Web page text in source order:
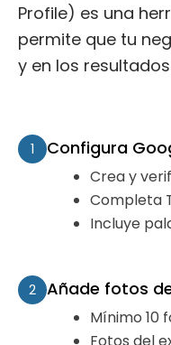
Profile) es una
permite que tu
y en los
1 Configura
Crea y
Completa
Incluye
2 Añade fotos
Mínimo 10
Fotos del